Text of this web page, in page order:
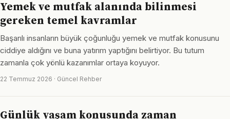
Yemek ve mutfak alanında bilinmesi
gereken temel kavramlar
Başarılı insanların büyük çoğunluğu yemek ve mutfak konusunu
ciddiye aldığını ve buna yatırım yaptığını belirtiyor. Bu tutum
zamanla çok yönlü kazanımlar ortaya koyuyor.
22 Temmuz 2026 · Güncel Rehber
Günlük yaşam konusunda zaman